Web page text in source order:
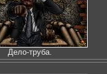
Дело-труба.